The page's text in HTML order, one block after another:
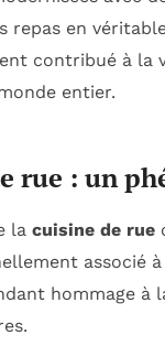
repas en
contribué à la
entier.
rue : un
la cuisine de rue
associé
hommage